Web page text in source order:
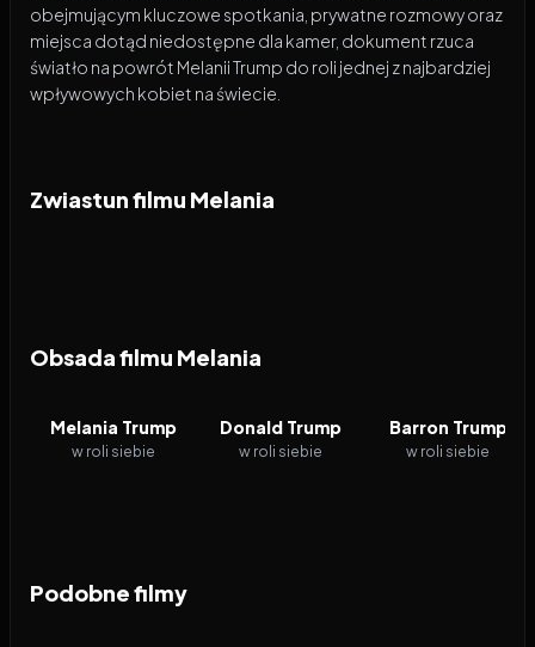
obejmującym kluczowe spotkania, prywatne rozmowy oraz
miejsca dotąd niedostępne dla kamer, dokument rzuca
światło na powrót Melanii Trump do roli jednej z najbardziej
wpływowych kobiet na świecie.
Zwiastun filmu Melania
Obsada filmu Melania
Melania Trump
w roli siebie
Donald Trump
w roli siebie
Barron Trump
w roli siebie
Podobne filmy